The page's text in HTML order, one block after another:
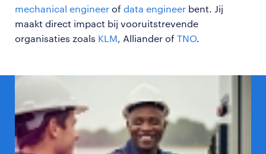
mechanical engineer of data engineer bent. Jij
maakt direct impact bij vooruitstrevende
organisaties zoals KLM , Alliander of TNO.